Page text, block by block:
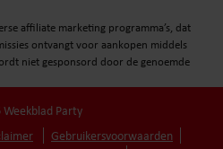
affiliate marketing programma’s, dat
ontvangt voor aankopen middels
niet gesponsord door de genoemde
Party
Gebruikersvoorwaarden